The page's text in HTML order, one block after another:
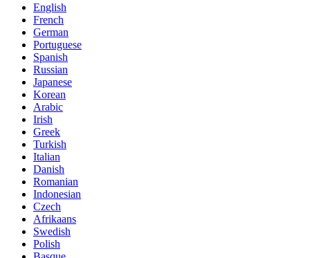
English
French
German
Portuguese
Spanish
Russian
Japanese
Korean
Arabic
Irish
Greek
Turkish
Italian
Danish
Romanian
Indonesian
Czech
Afrikaans
Swedish
Polish